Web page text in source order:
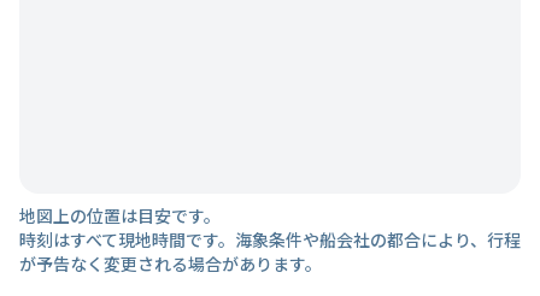
地図上の位置は目安です。
時刻はすべて現地時間です。海象条件や船会社の都合により、行程
が予告なく変更される場合があります。